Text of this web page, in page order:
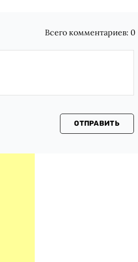
Всего комментариев: 0
ОТПРАВИТЬ